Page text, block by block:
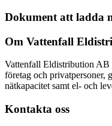
Dokument att ladda
Om Vattenfall
Vattenfall Eldistribution AB
företag och privatpersoner,
nätkapacitet samt el- och
Kontakta oss